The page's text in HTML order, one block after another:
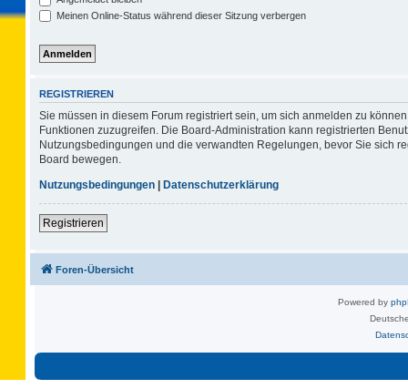
Meinen Online-Status während dieser Sitzung verbergen
REGISTRIEREN
Sie müssen in diesem Forum registriert sein, um sich anmelden zu
Funktionen zuzugreifen. Die Board-Administration kann registrierten
Nutzungsbedingungen und die verwandten Regelungen, bevor Sie sich
Board bewegen.
Nutzungsbedingungen | Datenschutzerklärung
Registrieren
Foren-Übersicht
Powered by